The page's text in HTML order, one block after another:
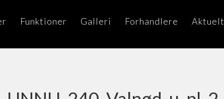
Funktioner Galleri Forhandlere Aktuelt